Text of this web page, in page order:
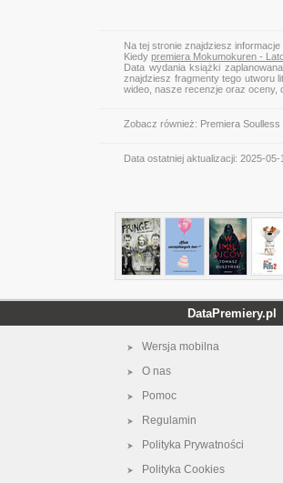
Na tej stronie znajdziesz informacje
Kiedy premiera Mokumokuren -
Data wydania książki
znajdziesz fragmenty tego utworu
wideo, nasze recenzje oraz oceny,
Zobacz również: Premiera Soulless
Data ostatniej aktualizacji: 2025-05-
DataPremiery.pl
Wersja mobilna
O nas
Pomoc
Regulamin
Polityka Prywatności
Polityka Cookies